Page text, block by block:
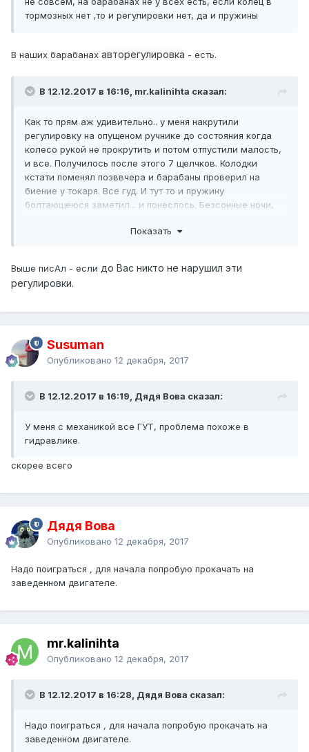
пользуется ручником, поэтому-то и не тормозят задние
колеса и нет стояночного тормоза. И «колдун» в этом не
На моем авто (машине был год, колодки практически
при торможении стрекотала постоянно. Регулировал два
ручника увеличился.
Я регулировал так:
Предварительно затянул ручник на 7 щелчков, накрутил
храповики слева и справа до упора. «Поработал»
ручником, еще докрутил храповики. Проверил, как
держит ручник, и нет ли подтормаживания колес при
отпущенном ручнике. Затем повторил при 5-и щелчках.
крутится легонько до упора.
все ли в порядке?
Теперь все работает как надо. («Колдун» не трогал.)
колодок периодически «работаю» ручником (иногда
закрыть гараж, выйти протереть «глазок» камеры, и т. д.)
ставлю АКПП на нейтраль и использую ручник.
Может кому пригодится мой опыт.
тормозных нет ,то и регулировки нет, да и пружины
В наших барабанах авторегулировка - есть.
В 12.12.2017 в 16:16, mr.kalinihta сказал:
Как то прям аж удивительно.. у меня накрутили
регулировку на опущеном ручнике до состояния когда
колесо рукой не прокрутить и потом отпустили малость,
и все. Получилось после этого 7 щелчков. Колодки
кстати поменял позввчера и барабаны проверил на
биение у токаря. Все гуд. И тут то и пружину
болтающеюся заметил... и понеслось. Безсонные ночи,
Показать
Выше писАл - если до Вас никто не нарушил эти
регулировки.
Susuman
Опубликовано 12 декабря, 2017
В 12.12.2017 в 16:19, Дядя Вова сказал:
У меня с механикой все ГУТ, проблема похоже в
гидравлике.
скорее всего
Дядя Вова
Опубликовано 12 декабря, 2017
Надо поиграться , для начала попробую прокачать на
заведенном двигателе.
mr.kalinihta
Опубликовано 12 декабря, 2017
В 12.12.2017 в 16:28, Дядя Вова сказал:
Надо поиграться , для начала попробую прокачать на
заведенном двигателе.